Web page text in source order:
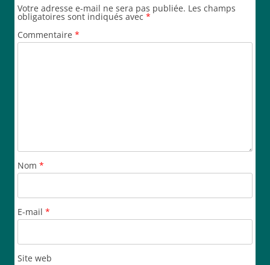
Votre adresse e-mail ne sera pas publiée. Les champs
obligatoires sont indiqués avec *
Commentaire *
Nom *
E-mail *
Site web